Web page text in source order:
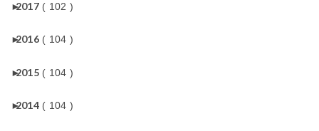
►
2017 ( 102 )
►
2016 ( 104 )
►
2015 ( 104 )
►
2014 ( 104 )